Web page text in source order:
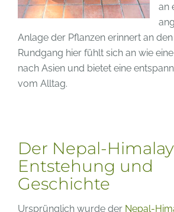
an
Anlage der Pflanzen erinnert an
Rundgang hier fühlt sich an wie
nach Asien und bietet eine
vom Alltag.
Der Nepal-
Entstehung und
Geschichte
Ursprünglich wurde der Nepal-